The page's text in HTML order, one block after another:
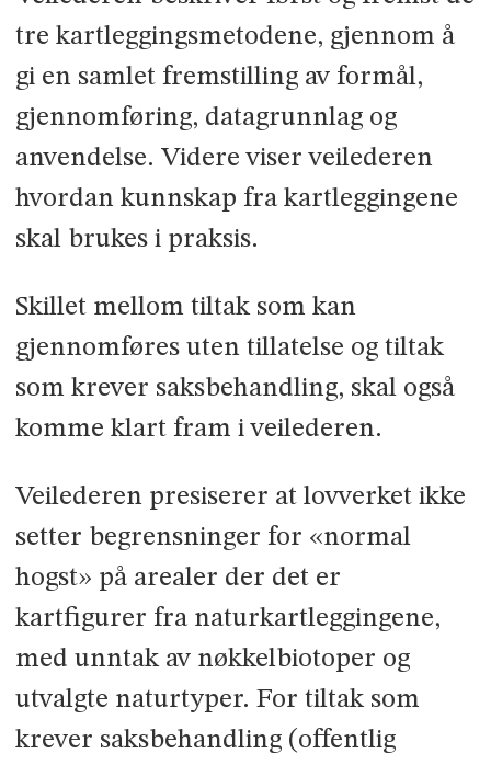
tre kartleggingsmetodene, gjennom å
gi en samlet fremstilling av formål,
gjennomføring, datagrunnlag og
anvendelse. Videre viser veilederen
hvordan kunnskap fra kartleggingene
skal brukes i praksis.
Skillet mellom tiltak som kan
gjennomføres uten tillatelse og tiltak
som krever saksbehandling, skal også
komme klart fram i veilederen.
Veilederen presiserer at lovverket ikke
setter begrensninger for «normal
hogst» på arealer der det er
kartfigurer fra naturkartleggingene,
med unntak av nøkkelbiotoper og
utvalgte naturtyper. For tiltak som
krever saksbehandling (offentlig